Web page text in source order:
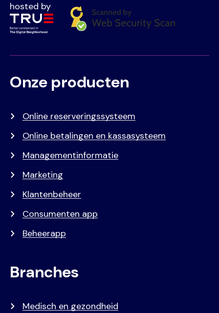
hosted by
Voet
Primair
Onze producten
Online reserveringssysteem
Online betalingen en kassasysteem
Managementinformatie
Marketing
Klantenbeheer
Consumenten app
Beheerapp
Branches
Medisch en gezondheid